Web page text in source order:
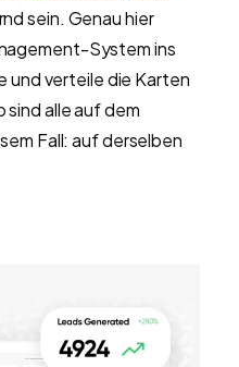
sein. Genau hier
System ins
und verteile die Karten
sind alle auf dem
Fall: auf derselben